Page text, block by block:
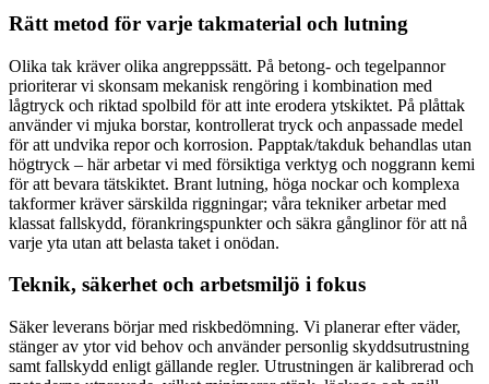
Rätt metod för varje takmaterial och lutning
Olika tak kräver olika angreppssätt. På betong- och tegelpannor
prioriterar vi skonsam mekanisk rengöring i kombination med
lågtryck och riktad spolbild för att inte erodera ytskiktet. På plåttak
använder vi mjuka borstar, kontrollerat tryck och anpassade medel
för att undvika repor och korrosion. Papptak/takduk behandlas utan
högtryck – här arbetar vi med försiktiga verktyg och noggrann kemi
för att bevara tätskiktet. Brant lutning, höga nockar och komplexa
takformer kräver särskilda riggningar; våra tekniker arbetar med
klassat fallskydd, förankringspunkter och säkra gånglinor för att nå
varje yta utan att belasta taket i onödan.
Teknik, säkerhet och arbetsmiljö i fokus
Säker leverans börjar med riskbedömning. Vi planerar efter väder,
stänger av ytor vid behov och använder personlig skyddsutrustning
samt fallskydd enligt gällande regler. Utrustningen är kalibrerad och